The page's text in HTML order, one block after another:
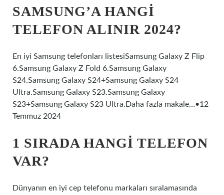
SAMSUNG’A HANGI
TELEFON ALINIR 2024?
En iyi Samsung telefonları listesiSamsung Galaxy Z Flip
6.Samsung Galaxy Z Fold 6.Samsung Galaxy
S24.Samsung Galaxy S24+Samsung Galaxy S24
Ultra.Samsung Galaxy S23.Samsung Galaxy
S23+Samsung Galaxy S23 Ultra.Daha fazla makale…•12
Temmuz 2024
1 SIRADA HANGI TELEFON
VAR?
Dünyanın en iyi cep telefonu markaları sıralamasında